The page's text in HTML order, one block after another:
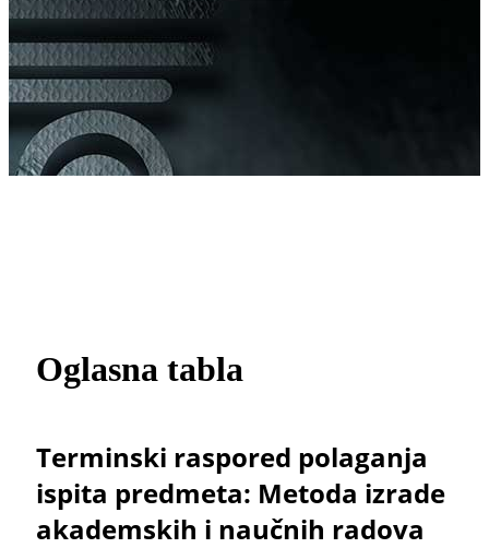
Oglasna tabla
Terminski raspored polaganja
ispita predmeta: Metoda izrade
akademskih i naučnih radova